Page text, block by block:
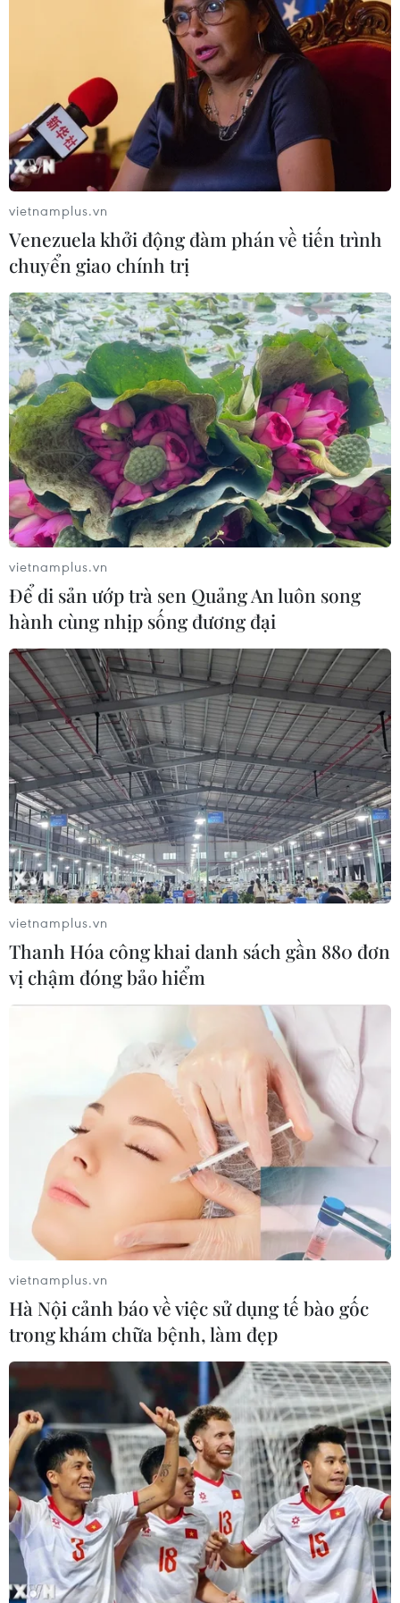
TIN CÙNG CHUYÊN MỤC
Cần xử lý dứt điểm việc tập kết gỗ ở
hành lang an toàn giao thông Quốc
lộ 22B
07/08/2026 04:31
vietnamplus.vn
Venezuela khởi động đàm phán về tiến trình
chuyển giao chính trị
vietnamplus.vn
Để di sản ướp trà sen Quảng An luôn song
hành cùng nhịp sống đương đại
vietnamplus.vn
Thanh Hóa công khai danh sách gần 880 đơn
vị chậm đóng bảo hiểm
vietnamplus.vn
Hà Nội cảnh báo về việc sử dụng tế bào gốc
trong khám chữa bệnh, làm đẹp